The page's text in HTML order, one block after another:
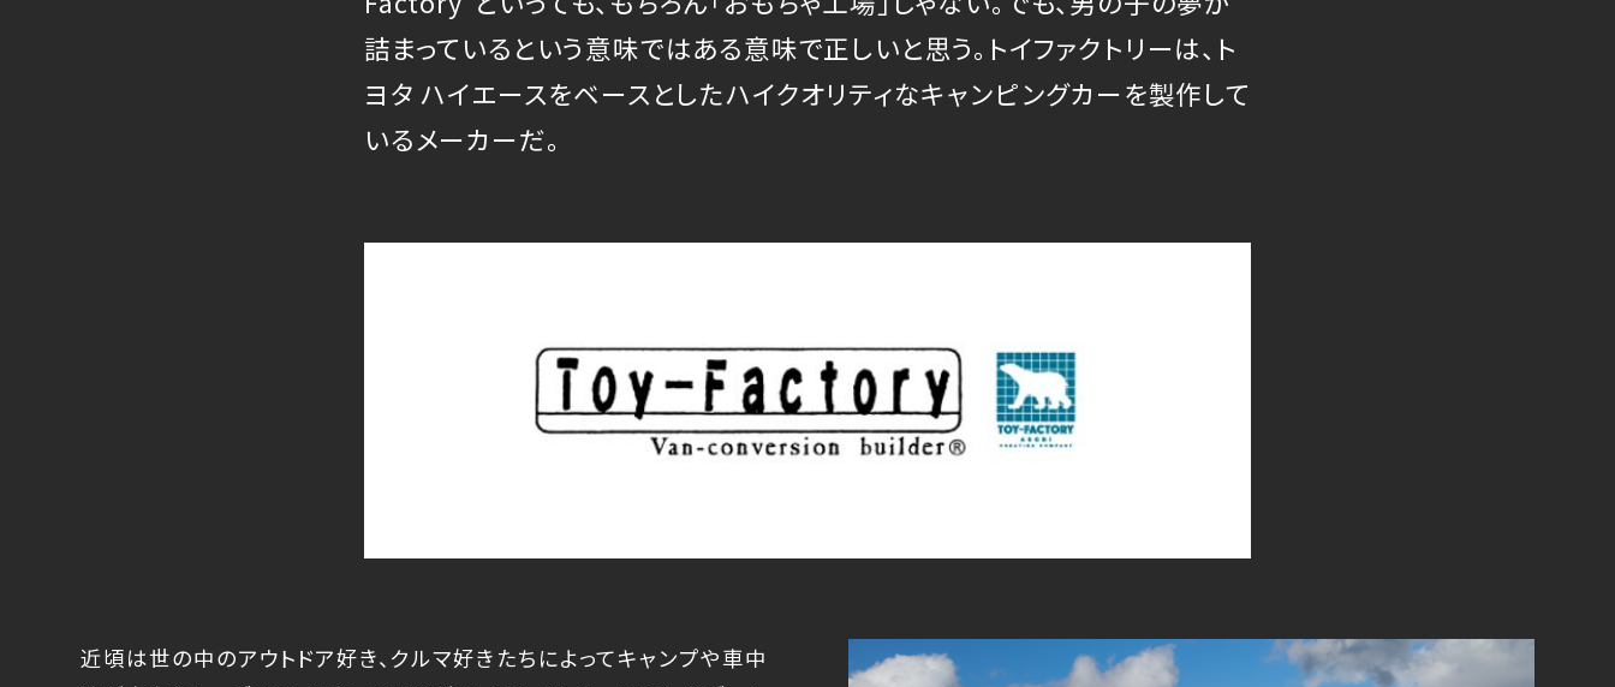
詰まっているという意味ではある意味で正しいと思う。トイファクトリーは、ト
ヨタ ハイエースをベースとしたハイクオリティなキャンピングカーを製作して
いるメーカーだ。
近頃は世の中のアウトドア好き、クルマ好きたちによってキャンプや車中